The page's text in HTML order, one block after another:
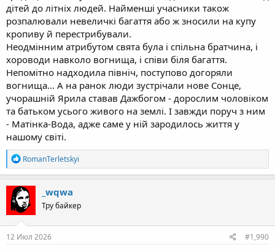
дітей до літніх людей. Найменші учасники також
розпалювали невеличкі багаття або ж зносили на купу
кропиву й перестрибували.
Неодмінним атрибутом свята була і спільна братчина, і
хороводи навколо вогнища, і співи біля багаття.
Непомітно надходила північ, поступово догоряли
вогнища... А на ранок люди зустрічали нове Сонце,
учорашній Ярила ставав Дажбогом - дорослим чоловіком
та батьком усього живого на землі. І завжди поруч з ним
- Матінка-Вода, адже саме у ній зародилось життя у
нашому світі.
R
e
a
c
t
i
o
n
s
RomanTerletskyi
_wqwa
Тру байкер
12 Июл 2026 #1,990